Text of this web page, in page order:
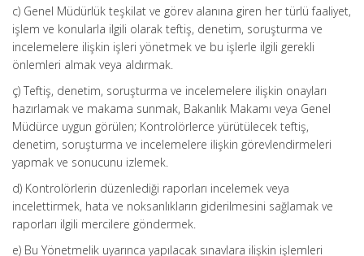
c) Genel Müdürlük teşkilat ve görev alanına giren her türlü faaliyet,
işlem ve konularla ilgili olarak teftiş, denetim, soruşturma ve
incelemelere ilişkin işleri yönetmek ve bu işlerle ilgili gerekli
önlemleri almak veya aldırmak.
ç) Teftiş, denetim, soruşturma ve incelemelere ilişkin onayları
hazırlamak ve makama sunmak, Bakanlık Makamı veya Genel
Müdürce uygun görülen; Kontrolörlerce yürütülecek teftiş,
denetim, soruşturma ve incelemelere ilişkin görevlendirmeleri
yapmak ve sonucunu izlemek.
d) Kontrolörlerin düzenlediği raporları incelemek veya
incelettirmek, hata ve noksanlıkların giderilmesini sağlamak ve
raporları ilgili mercilere göndermek.
e) Bu Yönetmelik uyarınca yapılacak sınavlara ilişkin işlemleri